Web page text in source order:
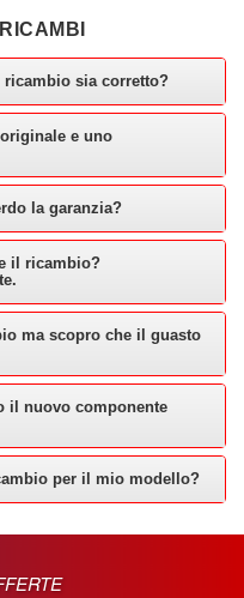
ricambio sia corretto?
e uno
la garanzia?
il ricambio?
ma scopro che il guasto
il nuovo componente
per il mio modello?